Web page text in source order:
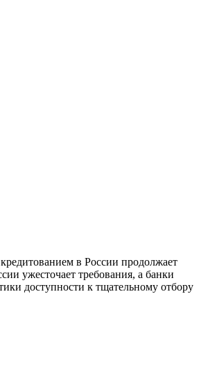
в России продолжает
ужесточает требования, а банки
доступности к тщательному отбору